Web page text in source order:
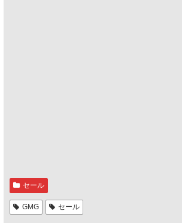
セール
GMG セール